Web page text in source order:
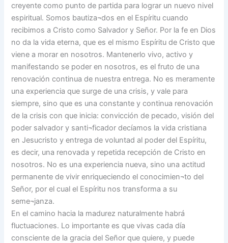
creyente como punto de partida para lograr un nuevo nivel
espiritual. Somos bautiza¬dos en el Espíritu cuando
recibimos a Cristo como Salvador y Señor. Por la fe en Dios
no da la vida eterna, que es el mismo Espíritu de Cristo que
viene a morar en nosotros. Mantenerlo vivo, activo y
manifestando se poder en nosotros, es el fruto de una
renovación continua de nuestra entrega. No es meramente
una experiencia que surge de una crisis, y vale para
siempre, sino que es una constante y continua renovación
de la crisis con que inicia: convicción de pecado, visión del
poder salvador y santi¬ficador decíamos la vida cristiana
en Jesucristo y entrega de voluntad al poder del Espíritu,
es decir, una renovada y repetida recepción de Cristo en
nosotros. No es una experiencia nueva, sino una actitud
permanente de vivir enriqueciendo el conocimien¬to del
Señor, por el cual el Espíritu nos transforma a su
seme¬janza.
En el camino hacia la madurez naturalmente habrá
fluctuaciones. Lo importante es que vivas cada día
consciente de la gracia del Señor que quiere, y puede